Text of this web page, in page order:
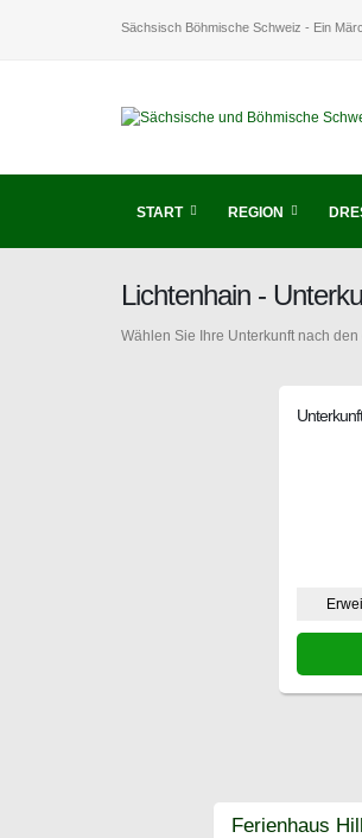
Sächsisch Böhmische Schweiz - Ein
START REGION
Lichtenhain -
Wählen Sie Ihre Unterkunft nach
Ferienhaus